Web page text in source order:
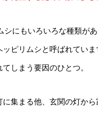
シにもいろいろな種類が
ピリムシと呼ばれてい
しまう要因のひとつ。
集まる他、玄関の灯か